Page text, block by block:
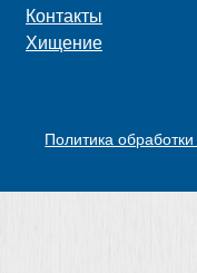
Контакты
Хищение
Политика